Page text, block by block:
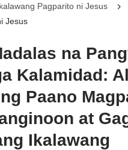
Pagparito ni Jesus
Jesus
na
Kalamidad:
Paano
at
Ikalawang